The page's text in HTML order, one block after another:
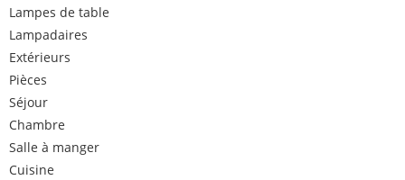
Lampes de table
Lampadaires
Extérieurs
Pièces
Séjour
Chambre
Salle à manger
Cuisine